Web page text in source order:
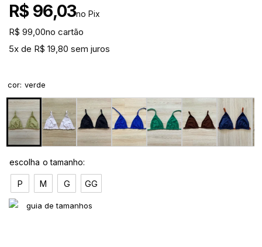
R$ 96,03no Pix
R$ 99,00no cartão
5x de R$ 19,80 sem juros
cor: verde
P M G GG